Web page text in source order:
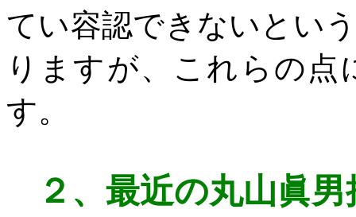
てい容認できないとい
りますが、これらの
す。
２、 最近の丸山眞男